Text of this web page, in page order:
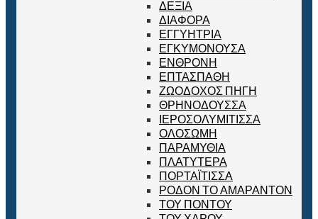
ΔΕΞΙΑ
ΔΙΑΦΟΡΑ
ΕΓΓΥΗΤΡΙΑ
ΕΓΚΥΜΟΝΟΥΣΑ
ΕΝΘΡΟΝΗ
ΕΠΤΑΣΠΑΘΗ
ΖΩΟΔΟΧΟΣ ΠΗΓΗ
ΘΡΗΝΟΔΟΥΣΣΑ
ΙΕΡΟΣΟΛΥΜΙΤΙΣΣΑ
ΟΛΟΣΩΜΗ
ΠΑΡΑΜΥΘΙΑ
ΠΛΑΤΥΤΕΡΑ
ΠΟΡΤΑΪΤΙΣΣΑ
ΡΟΔΟΝ ΤΟ ΑΜΑΡΑΝΤΟΝ
ΤΟΥ ΠΟΝΤΟΥ